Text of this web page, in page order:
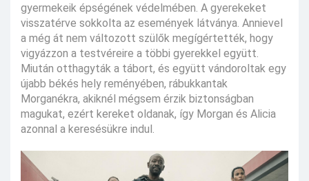
gyermekeik épségének védelmében. A gyerekeket
visszatérve sokkolta az események látványa. Annievel
a még át nem változott szülők megígértették, hogy
vigyázzon a testvéreire a többi gyerekkel együtt.
Miután otthagyták a tábort, és együtt vándoroltak egy
újabb békés hely reményében, rábukkantak
Morganékra, akiknél mégsem érzik biztonságban
magukat, ezért kereket oldanak, így Morgan és Alicia
azonnal a keresésükre indul.